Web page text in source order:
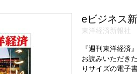
eビジネス
東洋経済新報社
『週刊東洋経済
お読みいただき
りサイズの電子